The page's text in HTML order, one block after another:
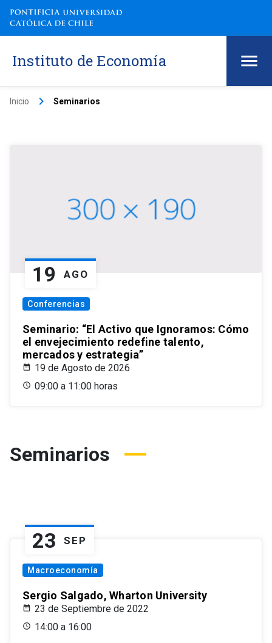
Instituto de Economía
Inicio keyboard_arrow_right Seminarios
19 AGO
Conferencias
Seminario: “El Activo que Ignoramos: Cómo
el envejecimiento redefine talento,
mercados y estrategia”
19 de Agosto de 2026
09:00 a 11:00 horas
Seminarios
23 SEP
Macroeconomía
Sergio Salgado, Wharton University
23 de Septiembre de 2022
14:00 a 16:00